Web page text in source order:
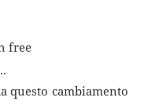
questo cambiamento